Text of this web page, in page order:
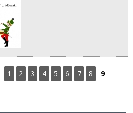
1 2 3 4 5 6 7 8 9